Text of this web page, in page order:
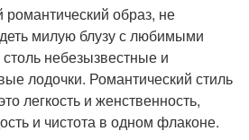
романтический образ, не
милую блузу с любимыми
небезызвестные и
лодочки. Романтический стиль
легкость и женственность,
и чистота в одном флаконе.